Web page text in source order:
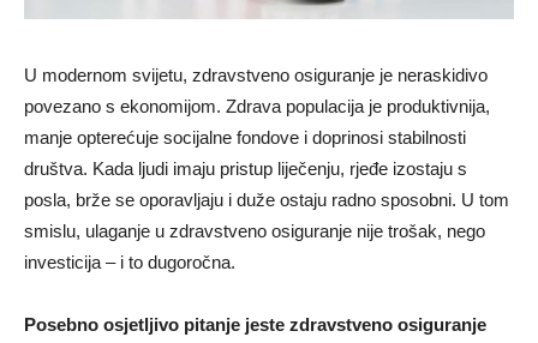
U modernom svijetu, zdravstveno osiguranje je neraskidivo
povezano s ekonomijom. Zdrava populacija je produktivnija,
manje opterećuje socijalne fondove i doprinosi stabilnosti
društva. Kada ljudi imaju pristup liječenju, rjeđe izostaju s
posla, brže se oporavljaju i duže ostaju radno sposobni. U tom
smislu, ulaganje u zdravstveno osiguranje nije trošak, nego
investicija – i to dugoročna.
Posebno osjetljivo pitanje jeste zdravstveno osiguranje